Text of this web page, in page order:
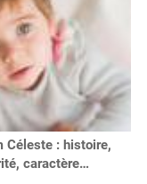
Céleste : histoire,
caractère…